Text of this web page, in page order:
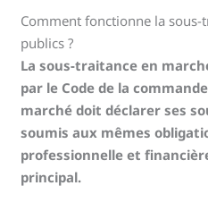
Comment fonctionne la sous-
publics ?
La sous-traitance en
par le Code de la
marché doit déclarer ses
soumis aux mêmes
professionnelle et
principal.